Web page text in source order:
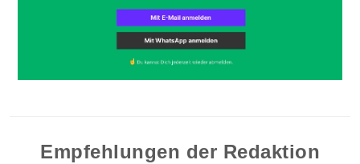
Empfehlungen der Redaktion